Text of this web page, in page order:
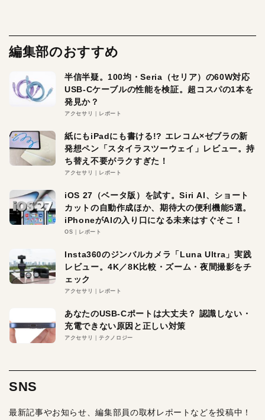
編集部のおすすめ
半信半疑。100均・Seria（セリア）の60W対応
USB-Cケーブルの性能を検証。超コスパの1本を
発見か？
アクセサリ レポート
紙にもiPadにも書ける!? エレコム×ゼブラの新
発想ペン「スタイラスツーウェイ」レビュー。持
ち替え不要がラクすぎた！
アクセサリ レポート
iOS 27（ベータ版）を試す。Siri AI、ショート
カットの自動作成ほか、期待大の便利機能5選。
iPhoneがAIの入り口になる未来はすぐそこ！
OS レポート
Insta360のジンバルカメラ「Luna Ultra」実践
レビュー。4K／8K比較・ズーム・夜間撮影をチ
ェック
アクセサリ レポート
あなたのUSB-Cポートは大丈夫？ 認識しない・
充電できない原因と正しい対策
アクセサリ テクノロジー
SNS
最新記事やお知らせ、編集部員の取材レポートなどを投稿中！